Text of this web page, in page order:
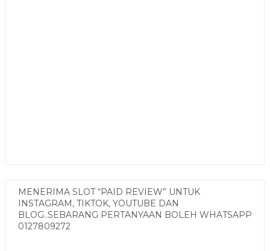
MENERIMA SLOT “PAID REVIEW” UNTUK
INSTAGRAM, TIKTOK, YOUTUBE DAN
BLOG..SEBARANG PERTANYAAN BOLEH WHATSAPP
0127809272